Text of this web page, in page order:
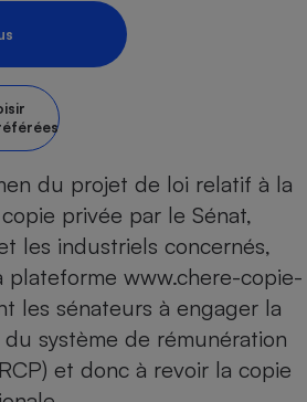
du projet de loi relatif à la
privée par le Sénat,
les industriels concernés,
plateforme www.chere-copie-
les sénateurs à engager la
système de rémunération
et donc à revoir la copie
Sécurité - Hygiène
Supermarché - Drive
Assurance
Banque - Crédit
Mutuelle
Circulation routière
Contrôle technique -
Comparatif hotte
Comparatif climatiseur
Comparatif aspirateur
Comparatif aspirateur
Comparatif cafetière
Comparatif robot cuiseur
Électricité - Gaz
Comparatif imprimante
Comparatif ordinateur
Comparatif ultrabook
Comparatif tablette
Image et son
Crédit immobilier
Comparatif radiateur
Aménagement
Bricolage - Jardinage
Chauffage
Produit d'entretien
Hygiène - Beauté
Maladie - Médecine -
Système de santé -
Retraite
emprunteur
Ensemble
- Testez le débit de votre
Internet